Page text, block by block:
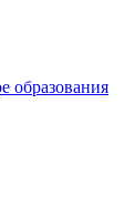
образования